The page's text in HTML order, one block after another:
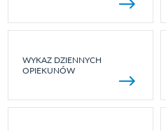
WYKAZ DZIENNYCH
OPIEKUNÓW